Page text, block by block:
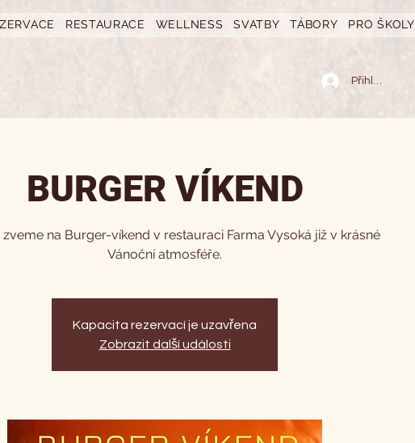
RESTAURACE WELLNESS SVATBY TÁBORY PRO ŠKOLY
Přihlásit se
BURGER VÍKEND
na Burger-víkend v restauraci Farma Vysoká již v krásné
Vánoční atmosféře.
Kapacita rezervací je uzavřena
Zobrazit další události